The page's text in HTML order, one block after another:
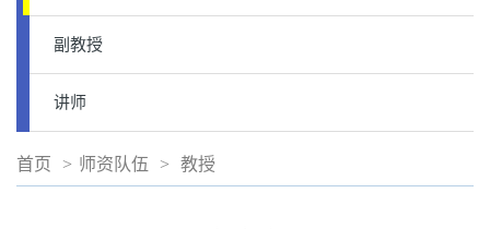
副教授
讲师
首页 > 师资队伍 > 教授